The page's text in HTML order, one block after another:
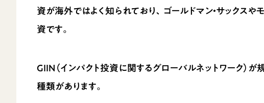
資が海外ではよく知られており、ゴールドマン・サックス
資です。
GIIN（インパクト投資に関するグローバルネットワーク）
種類があります。